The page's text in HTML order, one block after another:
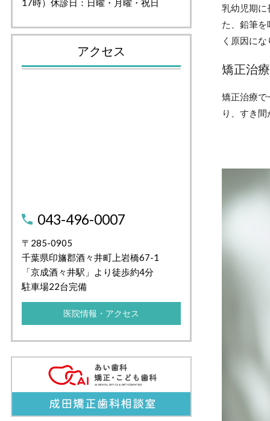
乳幼児期に
た、鉛筆
く原因に
矯正治
矯正治療で
り、すき
アクセス
043-496-0007
〒285-0905
千葉県印旛郡酒々井町上岩橋67-1
「京成酒々井駅」より徒歩約4分
駐車場22台完備
医院情報・アクセス